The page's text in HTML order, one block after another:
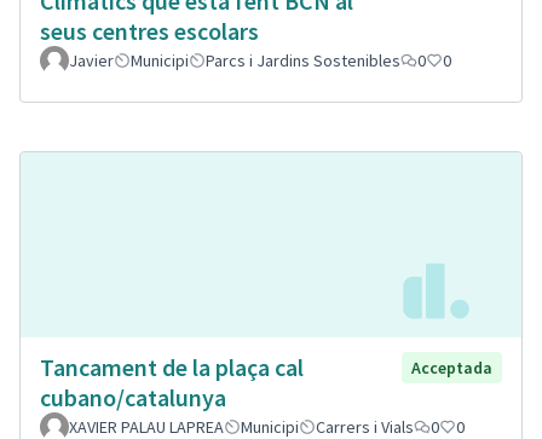
seus centres escolars
Javier Municipi Parcs i Jardins Sostenibles 0 0
Tancament de la plaça cal
cubano/catalunya
Acceptada
XAVIER PALAU LAPREA Municipi Carrers i Vials 0 0